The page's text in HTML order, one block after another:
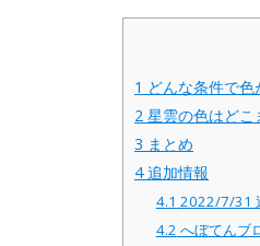
1 どんな条件で
2 星雲の色はどこ
3 まとめ
4追加情報
4.1 2022/7/31
4.2 へぼてんブ